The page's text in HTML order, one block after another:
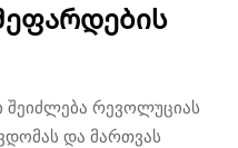
შეიძლება რევოლუციას
და მართვას